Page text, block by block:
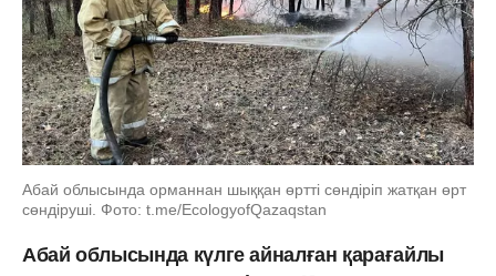
Абай облысында орманнан шыққан өртті сөндіріп жатқан өрт
сөндіруші. Фото: t.me/EcologyofQazaqstan
Абай облысында күлге айналған қарағайлы